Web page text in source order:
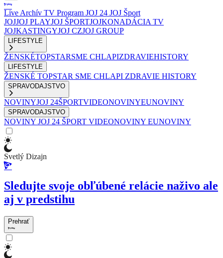
Live Archív TV Program JOJ 24 JOJ Šport
JOJJOJ PLAYJOJ ŠPORTJOJKONADÁCIA TV
JOJKASTINGYJOJ CZJOJ GROUP
LIFESTYLE
ŽENSKÉTOPSTARSME CHLAPIZDRAVIEHISTORY
LIFESTYLE
ŽENSKÉ TOPSTAR SME CHLAPI ZDRAVIE HISTORY
SPRAVODAJSTVO
NOVINYJOJ 24ŠPORTVIDEONOVINYEUNOVINY
SPRAVODAJSTVO
NOVINY JOJ 24 ŠPORT VIDEONOVINY EUNOVINY
Svetlý Dizajn
Sledujte svoje obľúbené relácie naživo ale
aj v predstihu
Prehrať